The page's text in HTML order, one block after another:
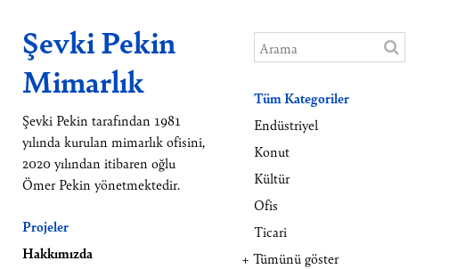
Şevki Pekin
Mimarlık
Şevki Pekin tarafından 1981
yılında kurulan mimarlık ofisini,
2020 yılından itibaren oğlu
Ömer Pekin yönetmektedir.
Projeler
Hakkımızda
Tüm Kategoriler
Endüstriyel
Konut
Kültür
Ofis
Ticari
+ Tümünü göster